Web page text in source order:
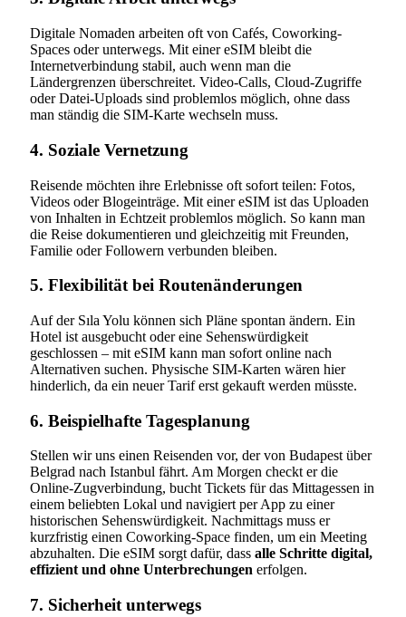
Digitale Nomaden arbeiten oft von Cafés, Coworking-
Spaces oder unterwegs. Mit einer eSIM bleibt die
Internetverbindung stabil, auch wenn man die
Ländergrenzen überschreitet. Video-Calls, Cloud-Zugriffe
oder Datei-Uploads sind problemlos möglich, ohne dass
man ständig die SIM-Karte wechseln muss.
4. Soziale Vernetzung
Reisende möchten ihre Erlebnisse oft sofort teilen: Fotos,
Videos oder Blogeinträge. Mit einer eSIM ist das Uploaden
von Inhalten in Echtzeit problemlos möglich. So kann man
die Reise dokumentieren und gleichzeitig mit Freunden,
Familie oder Followern verbunden bleiben.
5. Flexibilität bei Routenänderungen
Auf der Sıla Yolu können sich Pläne spontan ändern. Ein
Hotel ist ausgebucht oder eine Sehenswürdigkeit
geschlossen – mit eSIM kann man sofort online nach
Alternativen suchen. Physische SIM-Karten wären hier
hinderlich, da ein neuer Tarif erst gekauft werden müsste.
6. Beispielhafte Tagesplanung
Stellen wir uns einen Reisenden vor, der von Budapest über
Belgrad nach Istanbul fährt. Am Morgen checkt er die
Online-Zugverbindung, bucht Tickets für das Mittagessen in
einem beliebten Lokal und navigiert per App zu einer
historischen Sehenswürdigkeit. Nachmittags muss er
kurzfristig einen Coworking-Space finden, um ein Meeting
abzuhalten. Die eSIM sorgt dafür, dass alle Schritte digital,
effizient und ohne Unterbrechungen erfolgen.
7. Sicherheit unterwegs